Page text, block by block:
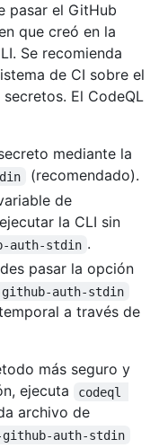
pasar el GitHub
que creó en la
Se recomienda
de CI sobre el
El CodeQL
mediante la
(recomendado).
de
la CLI sin
auth-stdin .
pasar la opción
auth-stdin
a través de
más seguro y
ejecuta
codeql
archivo de
auth-stdin